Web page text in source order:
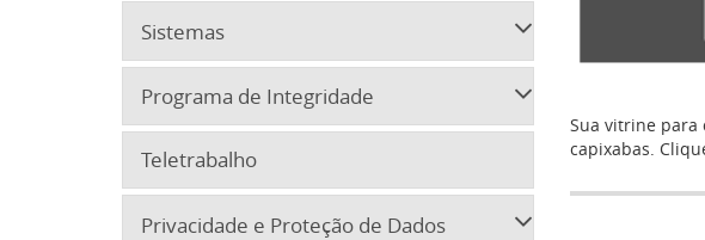
Sistemas
Programa de Integridade
Teletrabalho
Privacidade e Proteção de Dados
Sua vitrine para
capixabas.